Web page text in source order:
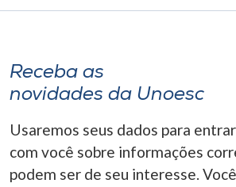
Receba as
novidades da Unoesc
Usaremos seus dados para
com você sobre informações
podem ser de seu interesse.